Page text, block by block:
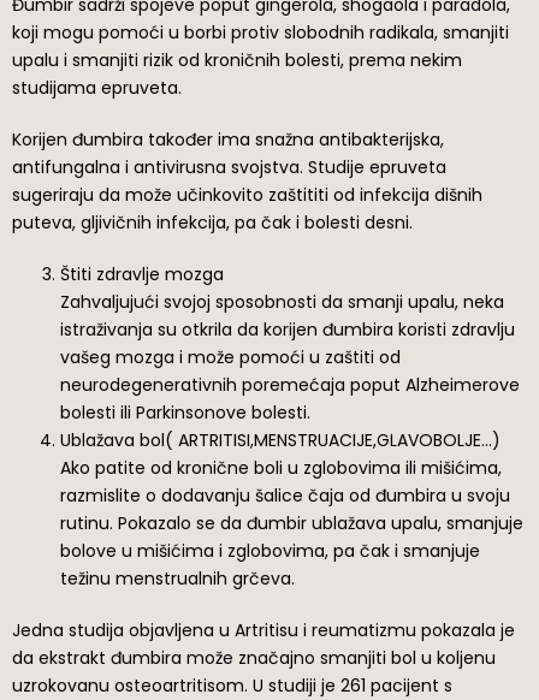
Đumbir sadrži spojeve poput gingerola, shogaola i paradola,
koji mogu pomoći u borbi protiv slobodnih radikala, smanjiti
upalu i smanjiti rizik od kroničnih bolesti, prema nekim
studijama epruveta.
Korijen đumbira također ima snažna antibakterijska,
antifungalna i antivirusna svojstva. Studije epruveta
sugeriraju da može učinkovito zaštititi od infekcija dišnih
puteva, gljivičnih infekcija, pa čak i bolesti desni.
Štiti zdravlje mozga
Zahvaljujući svojoj sposobnosti da smanji upalu, neka
istraživanja su otkrila da korijen đumbira koristi zdravlju
vašeg mozga i može pomoći u zaštiti od
neurodegenerativnih poremećaja poput Alzheimerove
bolesti ili Parkinsonove bolesti.
Ublažava bol( ARTRITISI,MENSTRUACIJE,GLAVOBOLJE…)
Ako patite od kronične boli u zglobovima ili mišićima,
razmislite o dodavanju šalice čaja od đumbira u svoju
rutinu. Pokazalo se da đumbir ublažava upalu, smanjuje
bolove u mišićima i zglobovima, pa čak i smanjuje
težinu menstrualnih grčeva.
Jedna studija objavljena u Artritisu i reumatizmu pokazala je
da ekstrakt đumbira može značajno smanjiti bol u koljenu
uzrokovanu osteoartritisom. U studiji je 261 pacijent s